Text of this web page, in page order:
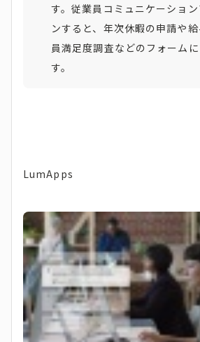
す。従業員コミュニケーショ
ンすると、年次休暇の申請や
員満足度調査などのフォーム
す。
LumApps